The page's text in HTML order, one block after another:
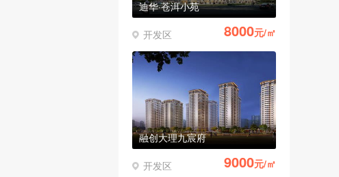
迪华·苍洱小苑
开发区 8000元/㎡
融创大理九宸府
开发区 9000元/㎡